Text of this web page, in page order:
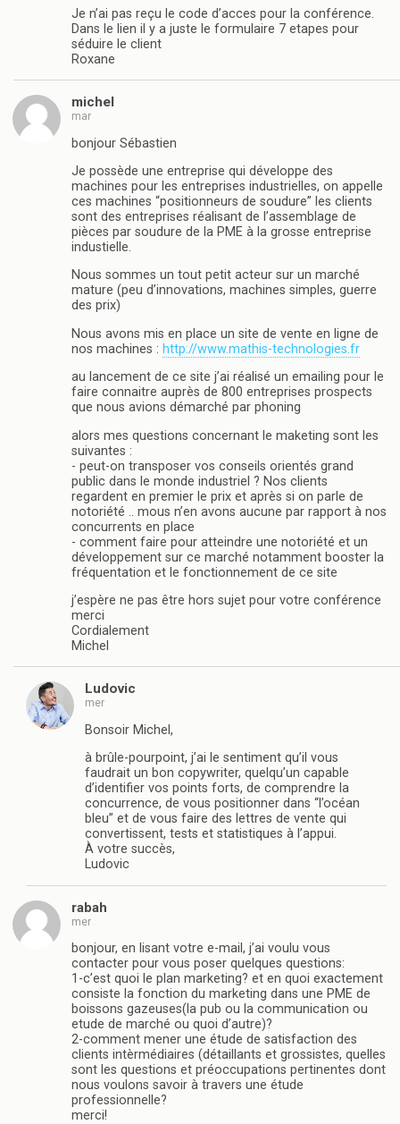
Je n’ai pas reçu le code d’acces pour la conférence.
Dans le lien il y a juste le formulaire 7 etapes pour
séduire le client
Roxane
michel
mar
bonjour Sébastien
Je possède une entreprise qui développe des
machines pour les entreprises industrielles, on appelle
ces machines “positionneurs de soudure” les clients
sont des entreprises réalisant de l’assemblage de
pièces par soudure de la PME à la grosse entreprise
industielle.
Nous sommes un tout petit acteur sur un marché
mature (peu d’innovations, machines simples, guerre
des prix)
Nous avons mis en place un site de vente en ligne de
nos machines : http://www.mathis-technologies.fr
au lancement de ce site j’ai réalisé un emailing pour le
faire connaitre auprès de 800 entreprises prospects
que nous avions démarché par phoning
alors mes questions concernant le maketing sont les
suivantes :
- peut-on transposer vos conseils orientés grand
public dans le monde industriel ? Nos clients
regardent en premier le prix et après si on parle de
notoriété .. mous n’en avons aucune par rapport à nos
concurrents en place
- comment faire pour atteindre une notoriété et un
développement sur ce marché notamment booster la
fréquentation et le fonctionnement de ce site
j’espère ne pas être hors sujet pour votre conférence
merci
Cordialement
Michel
Ludovic
mer
Bonsoir Michel,
à brûle-pourpoint, j’ai le sentiment qu’il vous
faudrait un bon copywriter, quelqu’un capable
d’identifier vos points forts, de comprendre la
concurrence, de vous positionner dans “l’océan
bleu” et de vous faire des lettres de vente qui
convertissent, tests et statistiques à l’appui.
À votre succès,
Ludovic
rabah
mer
bonjour, en lisant votre e-mail, j’ai voulu vous
contacter pour vous poser quelques questions:
1-c’est quoi le plan marketing? et en quoi exactement
consiste la fonction du marketing dans une PME de
boissons gazeuses(la pub ou la communication ou
etude de marché ou quoi d’autre)?
2-comment mener une étude de satisfaction des
clients intèrmédiaires (détaillants et grossistes, quelles
sont les questions et préoccupations pertinentes dont
nous voulons savoir à travers une étude
professionnelle?
merci!